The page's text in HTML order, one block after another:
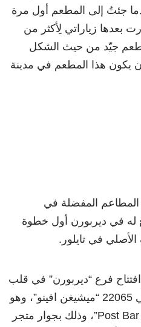
جئتُ إلى المطعم أول مرة
بعدها زياراتي لِأكثر من
جيّد من حيث الشكل
يكون هذا المطعم في مدينة
المفضلة في
له في ديربورن أول خطوة
في تايلور.
تاريخ 20 يناير 2020م افتتاح فرع “ديربورن” في قلب
الجزء الغربي من المدينة، في 22065 “ميشيغن افينو”، وهو
الموقع السابق لـ”بوست بار: Post Bar”، وذلك بجوار متجر